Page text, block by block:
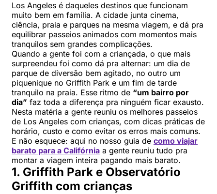
Los Angeles é daqueles destinos que funcionam
muito bem em família. A cidade junta cinema,
ciência, praia e parques na mesma viagem, e dá pra
equilibrar passeios animados com momentos mais
tranquilos sem grandes complicações.
Quando a gente foi com a criançada, o que mais
surpreendeu foi como dá pra alternar: um dia de
parque de diversão bem agitado, no outro um
piquenique no Griffith Park e um fim de tarde
tranquilo na praia. Esse ritmo de “um bairro por
dia” faz toda a diferença pra ninguém ficar exausto.
Nesta matéria a gente reuniu os melhores passeios
de Los Angeles com crianças, com dicas práticas de
horário, custo e como evitar os erros mais comuns.
E não esquece: aqui no nosso guia de como viajar
barato para a Califórnia a gente reuniu tudo pra
montar a viagem inteira pagando mais barato.
1. Griffith Park e Observatório
Griffith com crianças